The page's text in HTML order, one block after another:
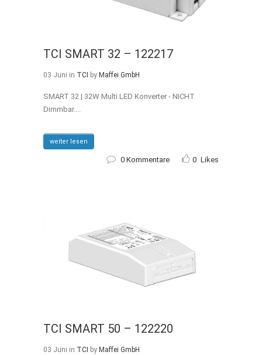
TCI SMART 32 – 122217
03 Juni in TCI by Maffei GmbH
SMART 32 | 32W Multi LED Konverter - NICHT
Dimmbar....
weiter lesen
0 Kommentare 0 Likes
TCI SMART 50 – 122220
03 Juni in TCI by Maffei GmbH